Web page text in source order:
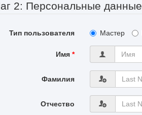
2: Персональные данные
Тип пользователя Мастер
Имя *
Фамилия
Отчество